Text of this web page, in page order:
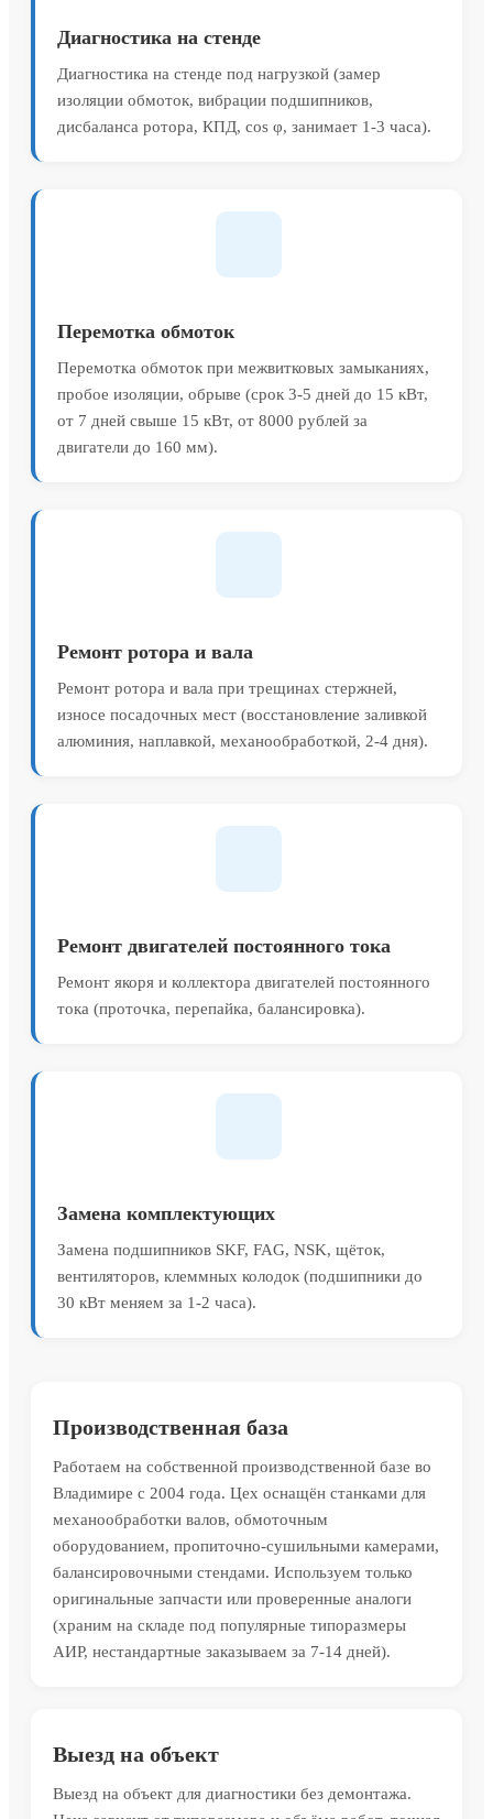
Диагностика на стенде
Диагностика на стенде под нагрузкой (замер
изоляции обмоток, вибрации подшипников,
дисбаланса ротора, КПД, cos φ, занимает 1-3 часа).
Перемотка обмоток
Перемотка обмоток при межвитковых замыканиях,
пробое изоляции, обрыве (срок 3-5 дней до 15 кВт,
от 7 дней свыше 15 кВт, от 8000 рублей за
двигатели до 160 мм).
Ремонт ротора и вала
Ремонт ротора и вала при трещинах стержней,
износе посадочных мест (восстановление заливкой
алюминия, наплавкой, механообработкой, 2-4 дня).
Ремонт двигателей постоянного тока
Ремонт якоря и коллектора двигателей постоянного
тока (проточка, перепайка, балансировка).
Замена комплектующих
Замена подшипников SKF, FAG, NSK, щёток,
вентиляторов, клеммных колодок (подшипники до
30 кВт меняем за 1-2 часа).
Производственная база
Работаем на собственной производственной базе во
Владимире с 2004 года. Цех оснащён станками для
механообработки валов, обмоточным
оборудованием, пропиточно-сушильными камерами,
балансировочными стендами. Используем только
оригинальные запчасти или проверенные аналоги
(храним на складе под популярные типоразмеры
АИР, нестандартные заказываем за 7-14 дней).
Выезд на объект
Выезд на объект для диагностики без демонтажа.